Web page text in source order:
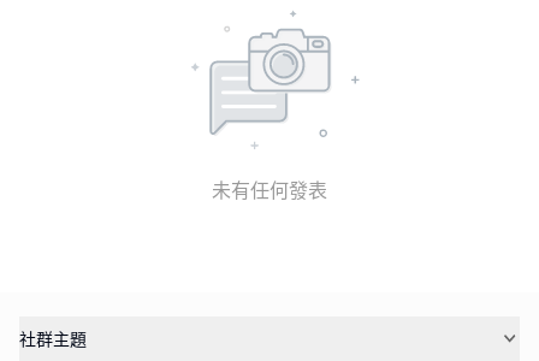
未有任何發表
社群主題